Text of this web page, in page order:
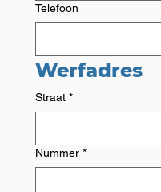
Telefoon
Werfadres
Straat *
Nummer *